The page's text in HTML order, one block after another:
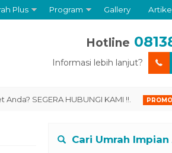
Plus Program Gallery
Hotline
Informasi lebih lanjut?
HUBUNGI KAMI !!. PROMO
Cari Umrah Impian